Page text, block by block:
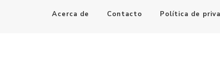
Acerca de Contacto Política de